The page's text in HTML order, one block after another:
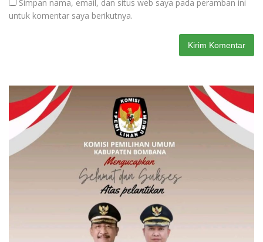
Simpan nama, email, dan situs web saya pada peramban ini
untuk komentar saya berikutnya.